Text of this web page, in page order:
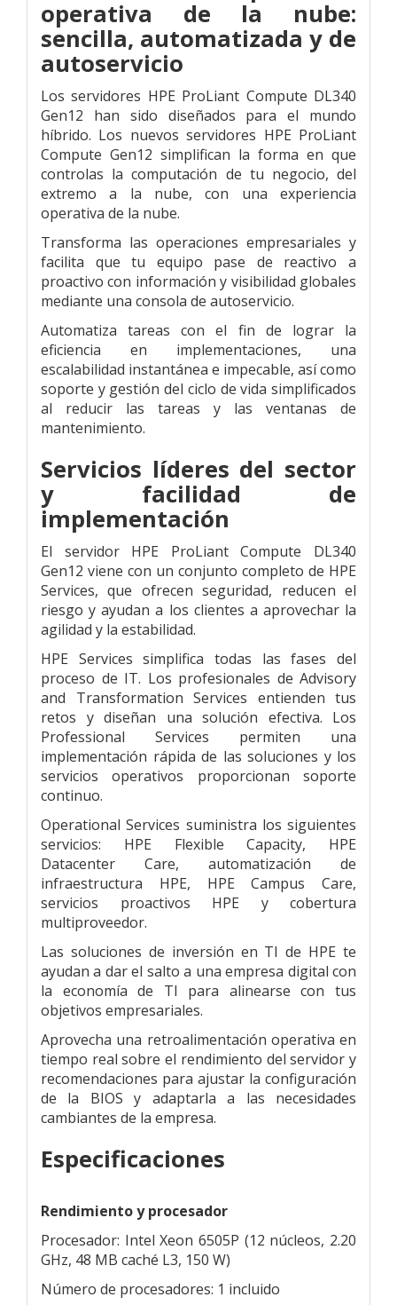
operativa de la nube:
sencilla, automatizada y de
autoservicio
Los servidores HPE ProLiant Compute DL340
Gen12 han sido diseñados para el mundo
híbrido. Los nuevos servidores HPE ProLiant
Compute Gen12 simplifican la forma en que
controlas la computación de tu negocio, del
extremo a la nube, con una experiencia
operativa de la nube.
Transforma las operaciones empresariales y
facilita que tu equipo pase de reactivo a
proactivo con información y visibilidad globales
mediante una consola de autoservicio.
Automatiza tareas con el fin de lograr la
eficiencia en implementaciones, una
escalabilidad instantánea e impecable, así como
soporte y gestión del ciclo de vida simplificados
al reducir las tareas y las ventanas de
mantenimiento.
Servicios líderes del sector
y facilidad de
implementación
El servidor HPE ProLiant Compute DL340
Gen12 viene con un conjunto completo de HPE
Services, que ofrecen seguridad, reducen el
riesgo y ayudan a los clientes a aprovechar la
agilidad y la estabilidad.
HPE Services simplifica todas las fases del
proceso de IT. Los profesionales de Advisory
and Transformation Services entienden tus
retos y diseñan una solución efectiva. Los
Professional Services permiten una
implementación rápida de las soluciones y los
servicios operativos proporcionan soporte
continuo.
Operational Services suministra los siguientes
servicios: HPE Flexible Capacity, HPE
Datacenter Care, automatización de
infraestructura HPE, HPE Campus Care,
servicios proactivos HPE y cobertura
multiproveedor.
Las soluciones de inversión en TI de HPE te
ayudan a dar el salto a una empresa digital con
la economía de TI para alinearse con tus
objetivos empresariales.
Aprovecha una retroalimentación operativa en
tiempo real sobre el rendimiento del servidor y
recomendaciones para ajustar la configuración
de la BIOS y adaptarla a las necesidades
cambiantes de la empresa.
Especificaciones
Rendimiento y procesador
Procesador: Intel Xeon 6505P (12 núcleos, 2.20
GHz, 48 MB caché L3, 150 W)
Número de procesadores: 1 incluido